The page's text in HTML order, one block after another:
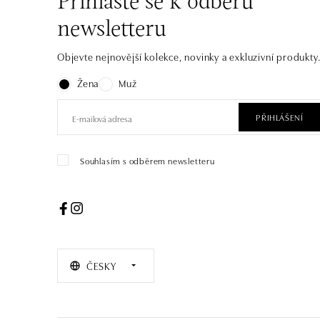
newsletteru
Objevte nejnovější kolekce, novinky a exkluzivní produkty.
Žena
Muž
PŘIHLÁŠENÍ
Souhlasím s odběrem newsletteru
ČESKY